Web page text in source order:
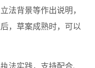
法背景等作出说明，
，草案成熟时，可以